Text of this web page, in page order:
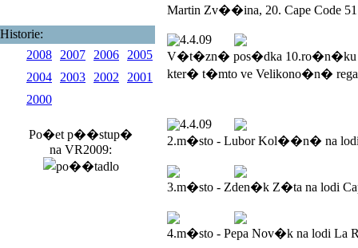
Historie:
2008
2007 2006
2005
2004
2003 2002
2001
2000
Po�et p��stup�
na VR2009:
Martin Zv��ina, 20. Cape Code 51
4.4.09
V�t�zn� pos�dka 10.ro�n�ku
kter� t�mto ve Velikono�n�
4.4.09
2.m�sto - Lubor Kol��n� na
3.m�sto - Zden�k Z�ta na lodi
4.m�sto - Pepa Nov�k na lodi La